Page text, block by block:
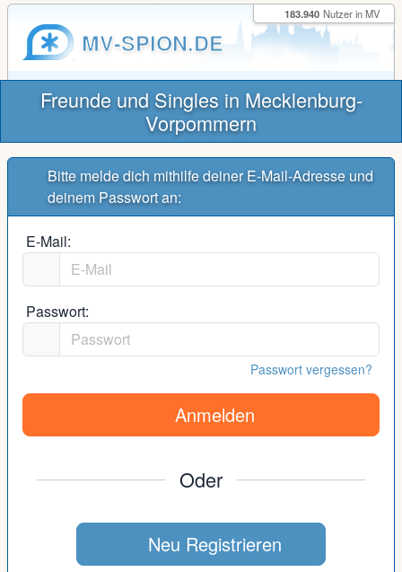
MV-SPION.DE
183.940 Nutzer in MV
Freunde und Singles in Mecklenburg-
Vorpommern
Bitte melde dich mithilfe deiner E-Mail-Adresse und
deinem Passwort an:
E-Mail:
Passwort:
Passwort vergessen?
Anmelden
Oder
Neu Registrieren